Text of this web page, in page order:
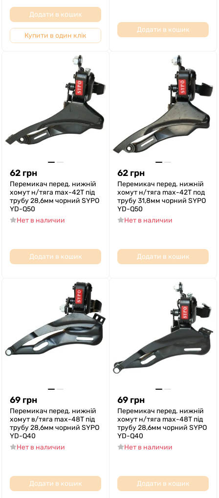
Додати в кошик
Купити в один клік
Додати в кошик
62 грн
Перемикач перед. нижній
хомут н/тяга max-42T під
трубу 28,6мм чорний SYPO
YD-Q50
Нет в наличии
Додати в кошик
62 грн
Перемикач перед. нижній
хомут н/тяга max-42T под
трубу 31,8мм чорний SYPO
YD-Q50
Нет в наличии
Додати в кошик
69 грн
Перемикач перед. нижній
хомут в/тяга max-48T під
трубу 28,6мм чорний SYPO
YD-Q40
Нет в наличии
Додати в кошик
69 грн
Перемикач перед. нижній
хомут н/тяга max-48T під
трубу 28,6мм чорний SYPO
YD-Q40
Нет в наличии
Додати в кошик